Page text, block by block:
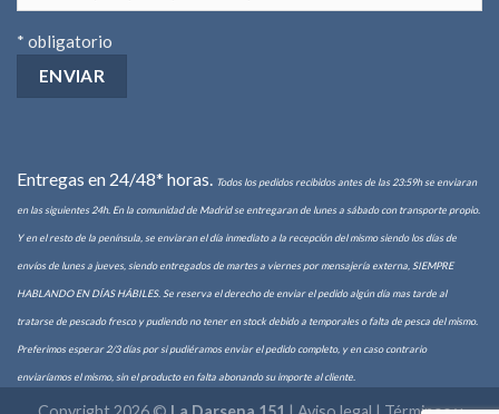
* obligatorio
Entregas en 24/48* horas. Todos los pedidos recibidos antes de las 23:59h se enviaran
en las siguientes 24h. En la comunidad de Madrid se entregaran de lunes a sábado con transporte propio.
Y en el resto de la península, se enviaran el día inmediato a la recepción del mismo siendo los días de
envíos de lunes a jueves, siendo entregados de martes a viernes por mensajería externa, SIEMPRE
HABLANDO EN DÍAS HÁBILES. Se reserva el derecho de enviar el pedido algún día mas tarde al
tratarse de pescado fresco y pudiendo no tener en stock debido a temporales o falta de pesca del mismo.
Preferimos esperar 2/3 días por si pudiéramos enviar el pedido completo, y en caso contrario
enviaríamos el mismo, sin el producto en falta abonando su importe al cliente.